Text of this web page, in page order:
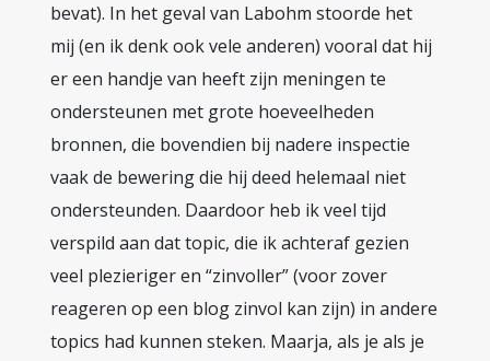
bevat). In het geval van Labohm stoorde het
mij (en ik denk ook vele anderen) vooral dat hij
er een handje van heeft zijn meningen te
ondersteunen met grote hoeveelheden
bronnen, die bovendien bij nadere inspectie
vaak de bewering die hij deed helemaal niet
ondersteunden. Daardoor heb ik veel tijd
verspild aan dat topic, die ik achteraf gezien
veel plezieriger en “zinvoller” (voor zover
reageren op een blog zinvol kan zijn) in andere
topics had kunnen steken. Maarja, als je als je